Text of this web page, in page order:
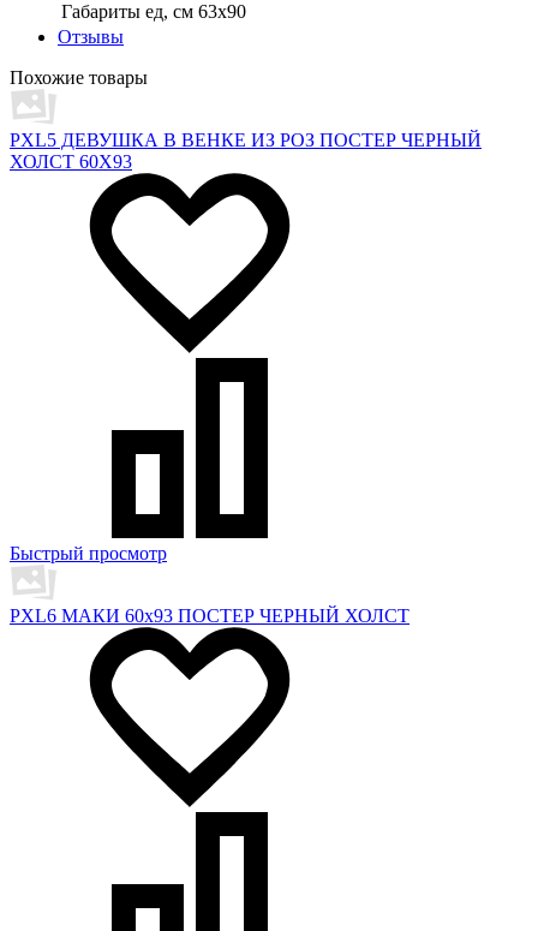
Габариты ед, см 63х90
Отзывы
Похожие товары
PXL5 ДЕВУШКА В ВЕНКЕ ИЗ РОЗ ПОСТЕР ЧЕРНЫЙ
ХОЛСТ 60X93
Быстрый просмотр
PXL6 МАКИ 60x93 ПОСТЕР ЧЕРНЫЙ ХОЛСТ